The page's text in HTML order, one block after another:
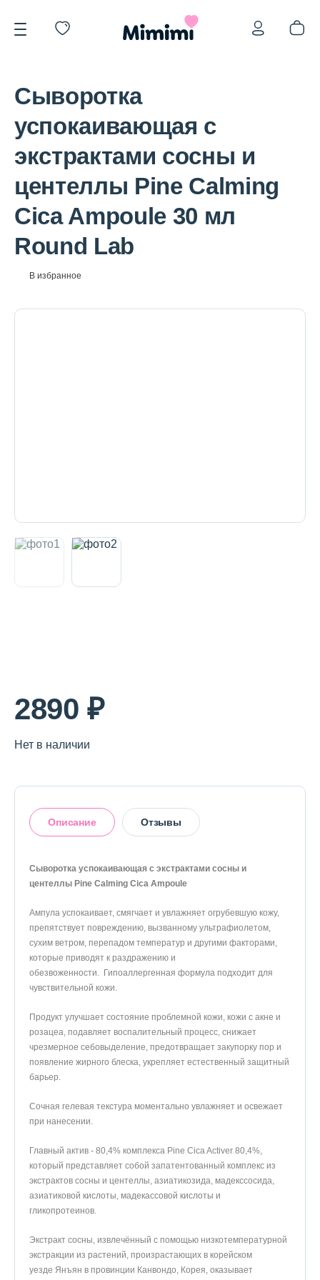
*OVERSTOCK -30%
Уход за лицом
Волосы
Аксессуары
Бытовая химия
Политика конфиденциальности
Контактная информация
+7 (996) 962 69 66
Телефон Whats’APP Telegram
Сыворотка
успокаивающая с
экстрактами сосны и
центеллы Pine Calming
Cica Ampoule 30 мл
Round Lab
В избранное
2890 ₽
Нет в наличии
Описание Отзывы
Сыворотка успокаивающая с экстрактами сосны и
центеллы Pine Calming Cica Ampoule
Ампула успокаивает, смягчает и увлажняет огрубевшую кожу,
препятствует повреждению, вызванному ультрафиолетом,
сухим ветром, перепадом температур и другими факторами,
которые приводят к раздражению и
обезвоженности. Гипоаллергенная формула подходит для
чувствительной кожи.
Продукт улучшает состояние проблемной кожи, кожи с акне и
розацеа, подавляет воспалительный процесс, снижает
чрезмерное себовыделение, предотвращает закупорку пор и
появление жирного блеска, укрепляет естественный защитный
барьер.
Сочная гелевая текстура моментально увлажняет и освежает
при нанесении.
Главный актив - 80,4% комплекса Pine Cica Activer 80,4%,
который представляет собой запатентованный комплекс из
экстрактов сосны и центеллы, азиатикозида, мадекссосида,
азиатиковой кислоты, мадекассовой кислоты и
гликопротеинов.
Экстракт сосны, извлечённый с помощью низкотемпературной
экстракции из растений, произрастающих в корейском
уезде Янъян в провинции Канвондо, Корея, оказывает